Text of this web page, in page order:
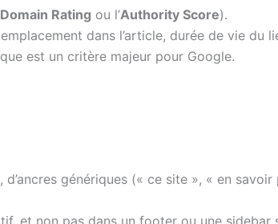
Domain Rating ou l’Authority Score).
dans l’article, durée de vie du
est un critère majeur pour Google.
génériques (« ce site », « en savoir